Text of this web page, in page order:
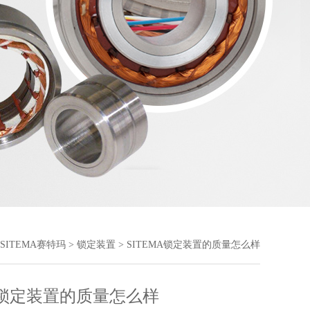
SITEMA赛特玛 > 锁定装置 > SITEMA锁定装置的质量怎么样
定装置的质量怎么样